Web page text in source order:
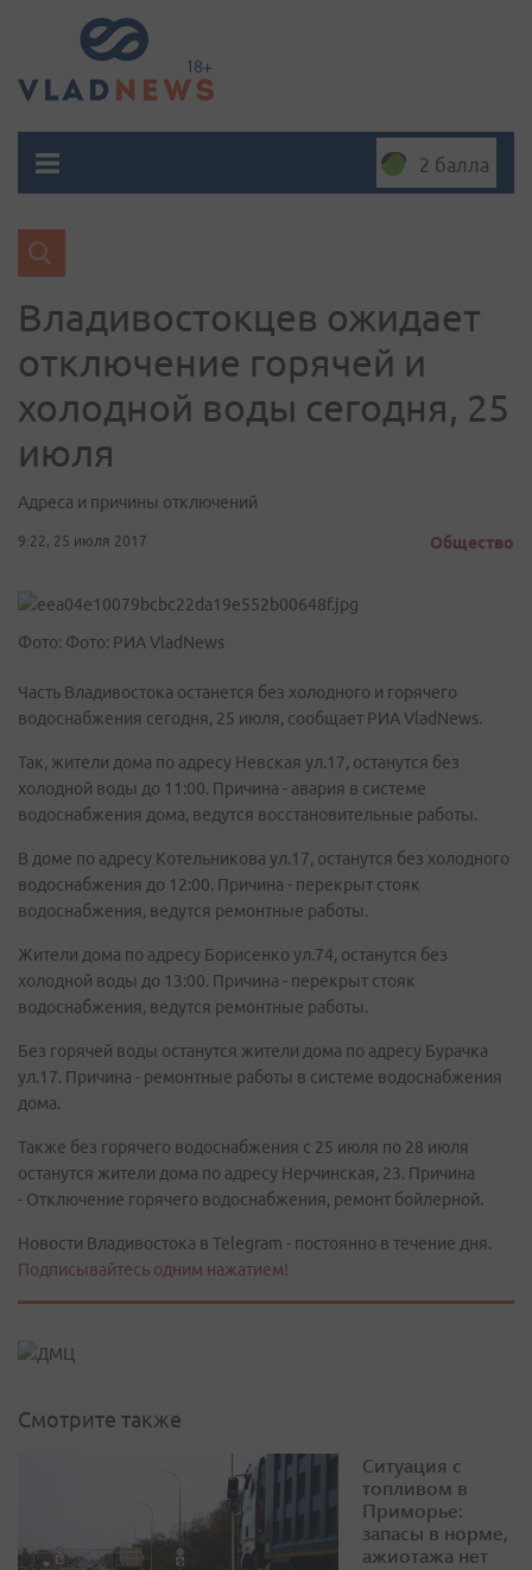
2 балла
Владивостокцев ожидает
отключение горячей и
холодной воды сегодня, 25
июля
Адреса и причины отключений
9:22, 25 июля 2017 Общество
Фото: Фото: РИА VladNews
Часть Владивостока останется без холодного и горячего
водоснабжения сегодня, 25 июля, сообщает РИА VladNews.
Так, жители дома по адресу Невская ул.17, останутся без
холодной воды до 11:00. Причина - авария в системе
водоснабжения дома, ведутся восстановительные работы.
В доме по адресу Котельникова ул.17, останутся без холодного
водоснабжения до 12:00. Причина - перекрыт стояк
водоснабжения, ведутся ремонтные работы.
Жители дома по адресу Борисенко ул.74, останутся без
холодной воды до 13:00. Причина - перекрыт стояк
водоснабжения, ведутся ремонтные работы.
Без горячей воды останутся жители дома по адресу Бурачка
ул.17. Причина - ремонтные работы в системе водоснабжения
дома.
Также без горячего водоснабжения с 25 июля по 28 июля
останутся жители дома по адресу Нерчинская, 23. Причина
- Отключение горячего водоснабжения, ремонт бойлерной.
Новости Владивостока в Telegram - постоянно в течение дня.
Подписывайтесь одним нажатием!
Смотрите также
Ситуация с
топливом в
Приморье:
запасы в норме,
ажиотажа нет